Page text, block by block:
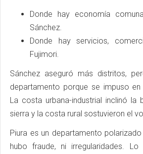
Donde hay economía
Sánchez.
Donde hay servicios,
Fujimori.
Sánchez aseguró más distritos,
departamento porque se impuso
La costa urbana-industrial inclinó la
sierra y la costa rural sostuvieron el
Piura es un departamento
hubo fraude, ni irregularidades.